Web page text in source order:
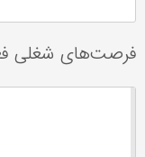
فرصت‌های شغلی